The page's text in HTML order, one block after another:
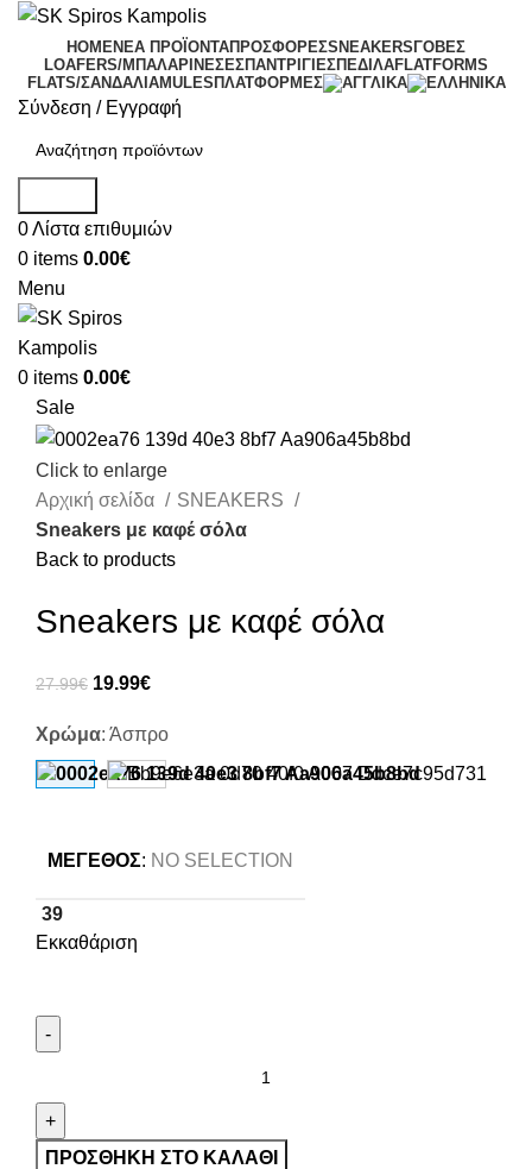
HOMEΝΕΑ ΠΡΟΪΟΝΤΑΠΡΟΣΦΟΡΕΣSNEAKERS ΓΟΒΕΣ
LOAFERS/ΜΠΑΛΑΡΙΝΕΣΕΣΠΑΝΤΡΙΓΙΕΣΠΕΔΙΛΑFLATFORMS
FLATS/ΣΑΝΔΑΛΙΑMULES ΠΛΑΤΦΟΡΜΕΣ
Σύνδεση / Εγγραφή
0Λίστα επιθυμιών
0 items 0.00€
Menu
0 items 0.00€
Sale
Click to enlarge
Αρχική σελίδα
SNEAKERS
Sneakers με καφέ σόλα
Back to products
Sneakers με καφέ σόλα
27.99€ 19.99€
Χρώμα: Άσπρο
ΜΈΓΕΘΟΣ: NO SELECTION
39
Εκκαθάριση
ΠΡΟΣΘΉΚΗ ΣΤΟ ΚΑΛΆΘΙ